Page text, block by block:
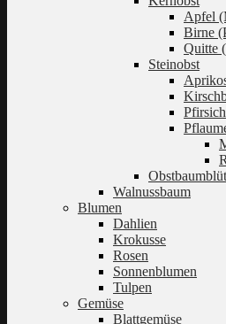
Apfel
Birne
Quitte
Steinobst
Pfirsich
Walnussbaum
Blumen
Dahlien
Krokusse
Rosen
Sonnenblumen
Tulpen
Gemüse
Blattgemüse